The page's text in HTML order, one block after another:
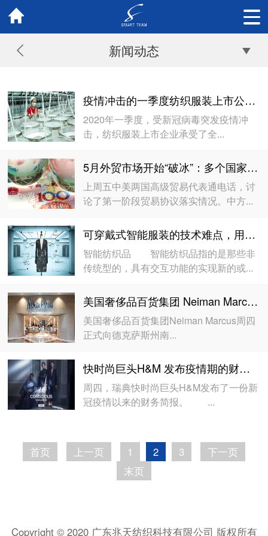
新闻动态
疫情冲击的一季度纺织服装上市公司表现如何？
2020年一季度，受新冠病毒突发疫情冲
击，纺织服装上市企业承受了全...
5月外贸市场开始“破冰”：多个国家港口陆续开放
上周五中美两国高级贸易代表通电话，讨
论了第一阶段贸易协议落实情况。中方...
可穿戴式智能服装的技术难点，用什么方法可以突破？
智能纺织品 智能纺织品指的是那些非
传统型的，具有交互功能的实现新的或...
美国奢侈品百货集团 Neiman Marcus 正式申请破产保护
美国奢侈品百货集团Neiman Marcus周四
正式向德克萨斯州南...
快时尚巨头H&M 发布疫情期的财务简报
周四，瑞典快时尚巨头H&M发布了一份新
冠疫情以来的财务简报。 ...
首页 上一页 1 2 3
下一页
末页
Copyright © 2020 广东兆天纺织科技有限公司 版权所有